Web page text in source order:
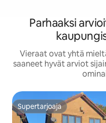
Parhaaksi
Vieraat ovat yhtä
saaneet hyvät arviot
Supertarjoaja
Supertarjoaja